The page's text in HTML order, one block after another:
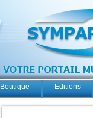
Boutique Editions